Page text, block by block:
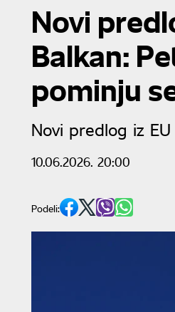
Novi
Balkan:
pominju
Novi predlog iz
10.06.2026. 20:00
Podeli: